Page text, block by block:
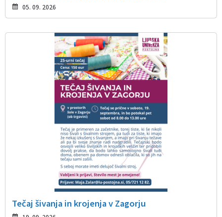
05. 09. 2026
Tečaj šivanja in krojenja v Zagorju